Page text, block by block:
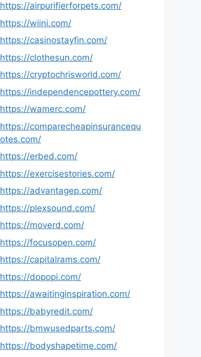
https://airpurifierforpets.com/
https://wiini.com/
https://casinostayfin.com/
https://clothesun.com/
https://cryptochrisworld.com/
https://independencepottery.com/
https://wamerc.com/
https://comparecheapinsurancequ
otes.com/
https://erbed.com/
https://exercisestories.com/
https://advantagep.com/
https://plexsound.com/
https://moverd.com/
https://focusopen.com/
https://capitalrams.com/
https://dopopi.com/
https://awaitinginspiration.com/
https://babyredit.com/
https://bmwusedparts.com/
https://bodyshapetime.com/